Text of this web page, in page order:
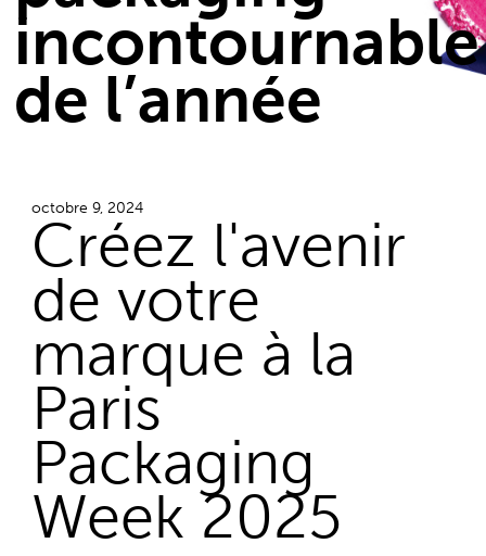
incontournable
de l’année
octobre 9, 2024
Créez l'avenir
de votre
marque à la
Paris
Packaging
Week 2025